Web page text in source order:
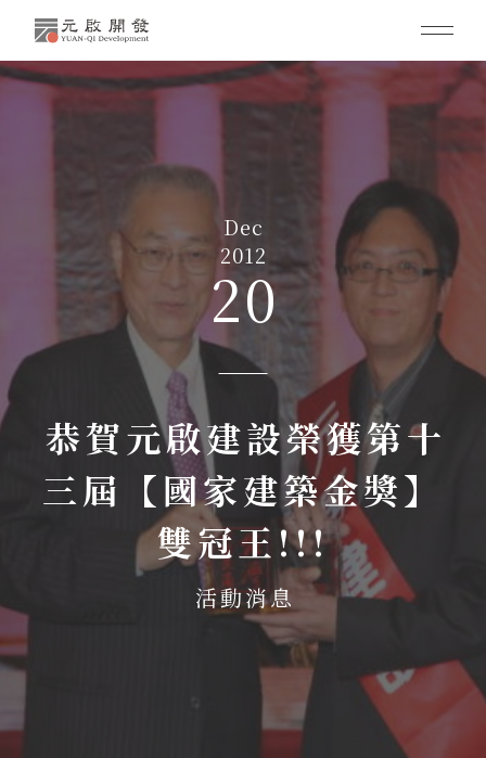
Dec
2012
20
恭賀元啟建設榮獲第十
三屆【國家建築金獎】
雙冠王!!!
活動消息